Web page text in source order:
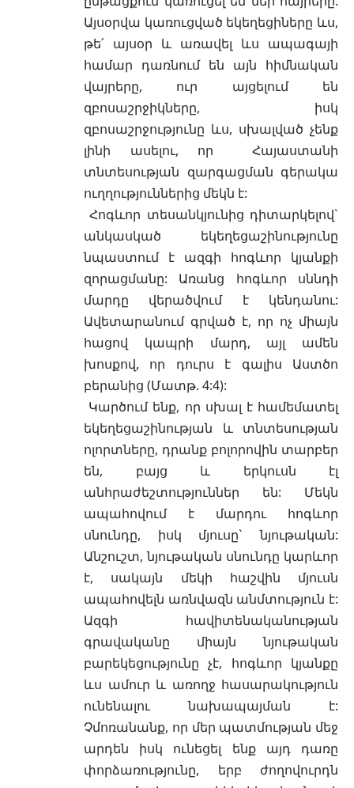
Այսօրվա կառուցված եկեղեցիները ևս,
թե՛ այսօր և առավել ևս ապագայի
համար դառնում են այն հիմնական
վայրերը, ուր այցելում են
զբոսաշրջիկները, իսկ
զբոսաշրջությունը ևս, սխալված չենք
լինի ասելու, որ Հայաստանի
տնտեսության զարգացման գերակա
ուղղություններից մեկն է:
Հոգևոր տեսանկյունից դիտարկելով`
անկասկած եկեղեցաշինությունը
նպաստում է ազգի հոգևոր կյանքի
զորացմանը: Առանց հոգևոր սննդի
մարդը վերածվում է կենդանու:
Ավետարանում գրված է, որ ոչ միայն
հացով կապրի մարդ, այլ ամեն
խոսքով, որ դուրս է գալիս Աստծո
բերանից (Մատթ. 4:4):
Կարծում ենք, որ սխալ է համեմատել
եկեղեցաշինության և տնտեսության
ոլորտները, դրանք բոլորովին տարբեր
են, բայց և երկուսն էլ
անհրաժեշտություններ են: Մեկն
ապահովում է մարդու հոգևոր
սնունդը, իսկ մյուսը` նյութական:
Անշուշտ, նյութական սնունդը կարևոր
է, սակայն մեկի հաշվին մյուսն
ապահովելն առնվազն անմտություն է:
Ազգի հավիտենականության
գրավականը միայն նյութական
բարեկեցությունը չէ, հոգևոր կյանքը
ևս ամուր և առողջ հասարակություն
ունենալու նախապայման է:
Չմոռանանք, որ մեր պատմության մեջ
արդեն իսկ ունեցել ենք այդ դառը
փորձառությունը, երբ ժողովուրդն